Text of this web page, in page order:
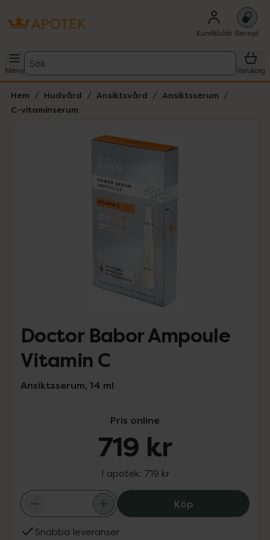
Kundklubb Recept
Meny
Sök
Varukorg
Hem Hudvård Ansiktsvård
Ansiktsserum
C-vitaminserum
Lista: . Innehåller 1 objekt.
Doctor Babor Ampoule
Vitamin C
Ansiktsserum, 14 ml
Pris online
719 kr
I apotek: 719 kr
KöpDoctor Babor
Snabba leveranser